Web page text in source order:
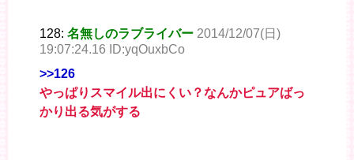
128: 名無しのラブライバー 2014/12/07(日)
19:07:24.16 ID:yqOuxbCo
>>126
やっぱりスマイル出にくい？なんかピュアばっ
かり出る気がする